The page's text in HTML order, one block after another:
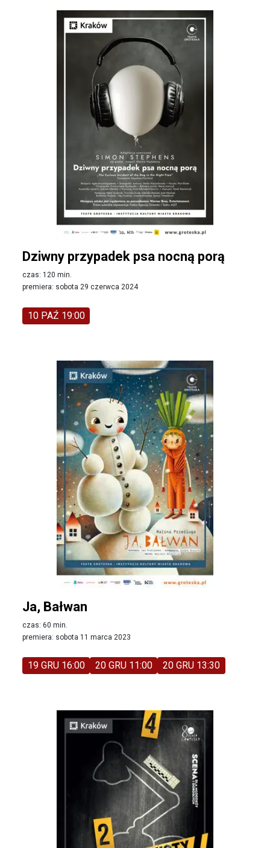
Dziwny przypadek psa nocną porą
czas: 120 min.
premiera: sobota 29 czerwca 2024
10 PAŹ 19:00
Ja, Bałwan
czas: 60 min.
premiera: sobota 11 marca 2023
19 GRU 16:00 20 GRU 11:00 20 GRU 13:30